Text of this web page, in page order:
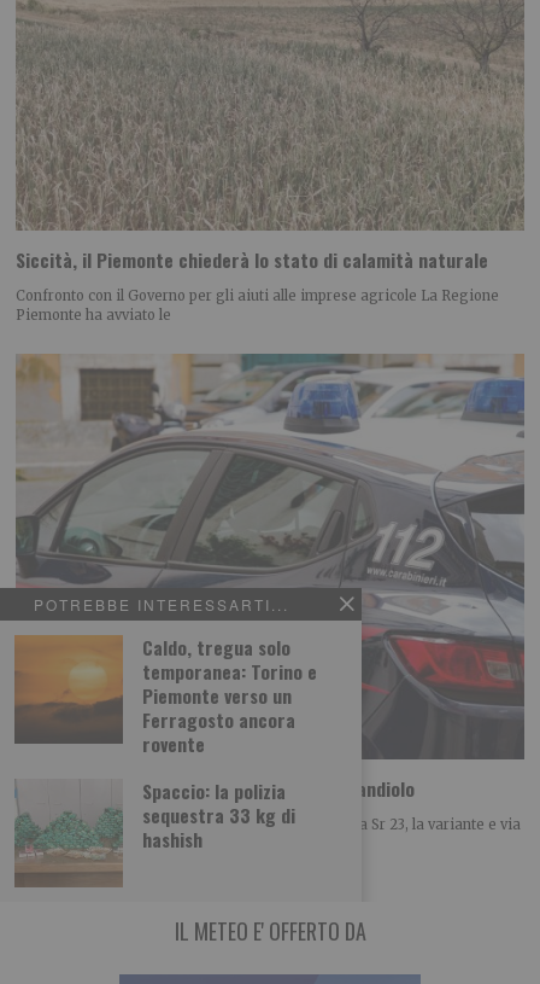
POTREBBE INTERESSARTI...
Caldo, tregua solo
temporanea: Torino e
Piemonte verso un
Ferragosto ancora
rovente
Spaccio: la polizia
sequestra 33 kg di
hashish
Siccità, il Piemonte chiederà lo stato di calamità naturale
Confronto con il Governo per gli aiuti alle imprese agricole La Regione
Piemonte ha avviato le
Camion perde il carico sulla rotatoria di Candiolo
Ieri nella rotatoria di Candiolo all’intersecarsi della Sr 23, la variante e via
Stupinigi un camion
IL METEO E' OFFERTO DA